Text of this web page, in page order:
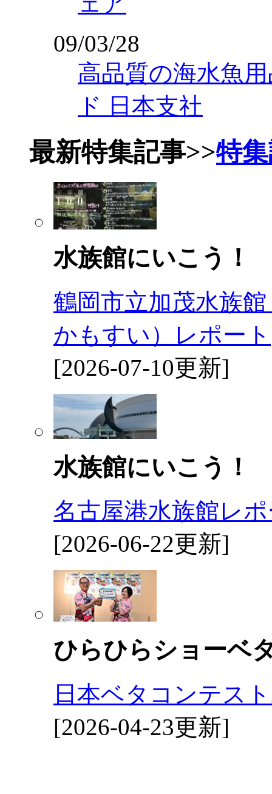
09/03/28
高品質の海水魚
ド 日本支社
最新特集記事>>特
水族館にいこう！
鶴岡市立加茂水族
かもすい）レポート
[2026-07-10更新]
水族館にいこう！
名古屋港水族館レ
[2026-06-22更新]
ひらひらショーベ
日本ベタコンテス
[2026-04-23更新]